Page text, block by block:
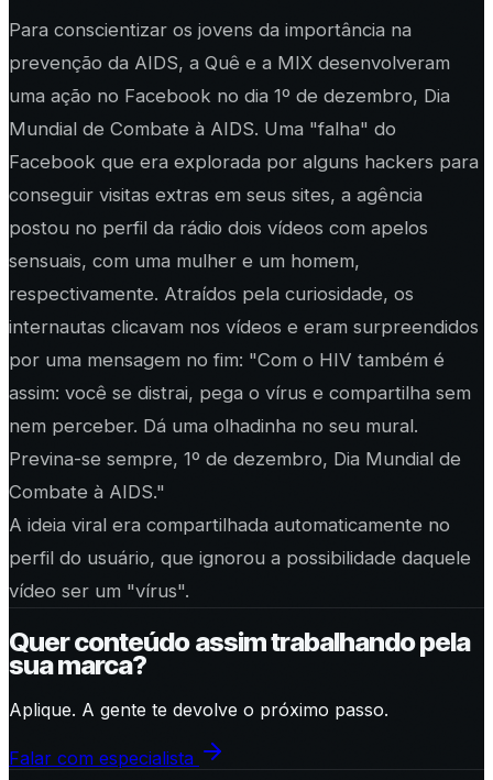
Para conscientizar os jovens da importância na
prevenção da AIDS, a Quê e a MIX desenvolveram
uma ação no Facebook no dia 1º de dezembro, Dia
Mundial de Combate à AIDS. Uma "falha" do
Facebook que era explorada por alguns hackers para
conseguir visitas extras em seus sites, a agência
postou no perfil da rádio dois vídeos com apelos
sensuais, com uma mulher e um homem,
respectivamente. Atraídos pela curiosidade, os
internautas clicavam nos vídeos e eram surpreendidos
por uma mensagem no fim: "Com o HIV também é
assim: você se distrai, pega o vírus e compartilha sem
nem perceber. Dá uma olhadinha no seu mural.
Previna-se sempre, 1º de dezembro, Dia Mundial de
Combate à AIDS."
A ideia viral era compartilhada automaticamente no
perfil do usuário, que ignorou a possibilidade daquele
vídeo ser um "vírus".
Quer conteúdo assim trabalhando pela
sua marca?
Aplique. A gente te devolve o próximo passo.
Falar com especialista